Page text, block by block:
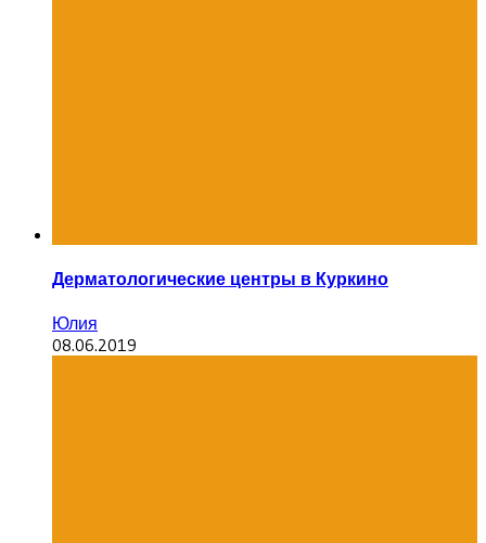
Дерматологические центры в Куркино
Юлия
08.06.2019